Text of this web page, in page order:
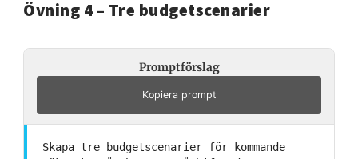
Övning 4 – Tre budgetscenarier
Promptförslag
Kopiera prompt
Skapa tre budgetscenarier för kommande